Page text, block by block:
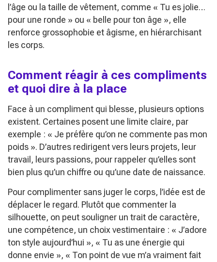
l’âge ou la taille de vêtement, comme « Tu es jolie…
pour une ronde » ou « belle pour ton âge », elle
renforce grossophobie et âgisme, en hiérarchisant
les corps.
Comment réagir à ces compliments
et quoi dire à la place
Face à un compliment qui blesse, plusieurs options
existent. Certaines posent une limite claire, par
exemple : « Je préfère qu’on ne commente pas mon
poids ». D’autres redirigent vers leurs projets, leur
travail, leurs passions, pour rappeler qu’elles sont
bien plus qu’un chiffre ou qu’une date de naissance.
Pour complimenter sans juger le corps, l’idée est de
déplacer le regard. Plutôt que commenter la
silhouette, on peut souligner un trait de caractère,
une compétence, un choix vestimentaire : « J’adore
ton style aujourd’hui », « Tu as une énergie qui
donne envie », « Ton point de vue m’a vraiment fait